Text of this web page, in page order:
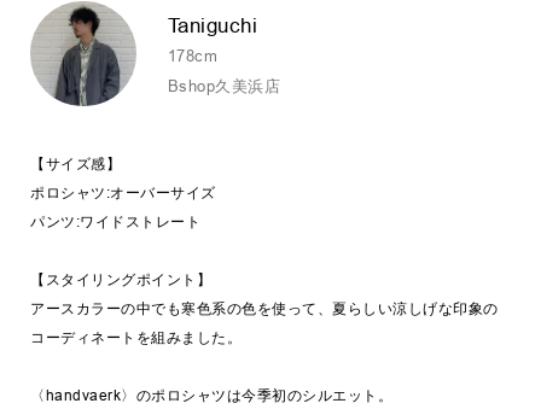
Taniguchi
178cm
Bshop久美浜店
【サイズ感】
ポロシャツ:オーバーサイズ
パンツ:ワイドストレート
【スタイリングポイント】
アースカラーの中でも寒色系の色を使って、夏らしい涼しげな印象の
コーディネートを組みました。
〈handvaerk〉のポロシャツは今季初のシルエット。